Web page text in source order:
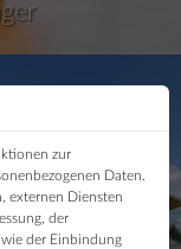
zur
Daten.
externen Diensten
der
der Einbindung